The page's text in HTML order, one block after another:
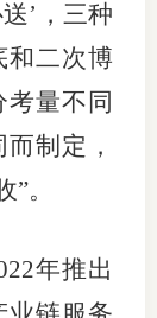
’，三种
和二次博
量不同
制定，
。
年推出